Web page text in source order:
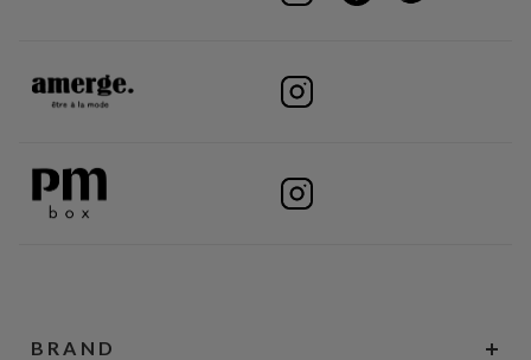
BRAND